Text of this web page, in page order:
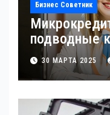
Бизнес Советник
подводные
30 МАРТА 2025